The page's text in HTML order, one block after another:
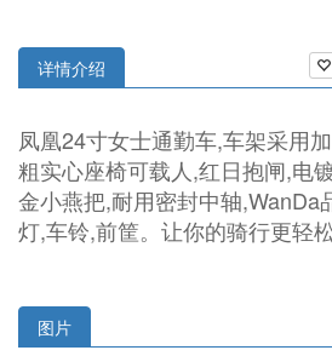
详情介绍
凤凰24寸女士通勤车,车架采用
粗实心座椅可载人,红日抱闸,电
金小燕把,耐用密封中轴,WanDa
灯,车铃,前筐。让你的骑行更轻
图片